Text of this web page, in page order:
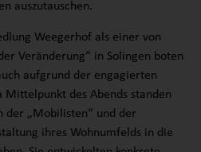
auszutauschen.
Weegerhof als einer von
Veränderung“ in Solingen boten
aufgrund der engagierten
Mittelpunkt des Abends standen
der „Mobilisten“ und der
ihres Wohnumfelds in die